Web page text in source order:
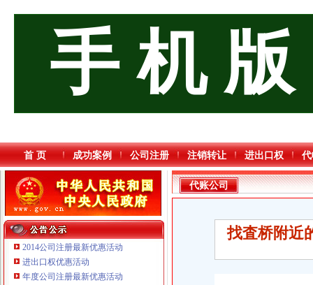
手 机 版
首 页 成功案例 公司注册 注销转让 进出口权
2014公司注册最新优惠活动
进出口权优惠活动
年度公司注册最新优惠活动
代账公司
找査桥附近